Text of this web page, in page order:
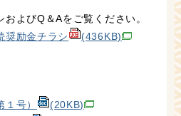
よびQ＆Aをご覧ください。
奨励金チラシ
(436KB)
号）
(20KB)